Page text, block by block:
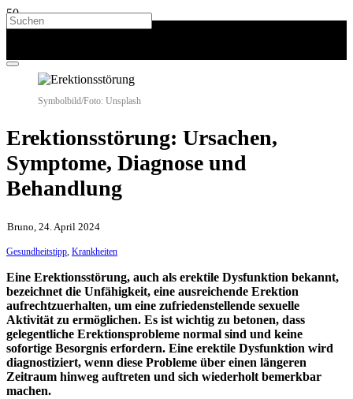
Symbolbild/Foto: Unsplash
Erektionsstörung: Ursachen,
Symptome, Diagnose und
Behandlung
Bruno, 24. April 2024
Gesundheitstipp, Krankheiten
Eine Erektionsstörung, auch als erektile Dysfunktion bekannt,
bezeichnet die Unfähigkeit, eine ausreichende Erektion
aufrechtzuerhalten, um eine zufriedenstellende sexuelle
Aktivität zu ermöglichen. Es ist wichtig zu betonen, dass
gelegentliche Erektionsprobleme normal sind und keine
sofortige Besorgnis erfordern. Eine erektile Dysfunktion wird
diagnostiziert, wenn diese Probleme über einen längeren
Zeitraum hinweg auftreten und sich wiederholt bemerkbar
machen.